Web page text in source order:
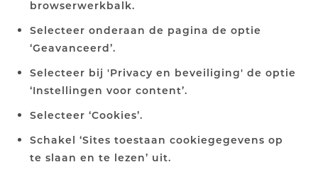
browserwerkbalk.
Selecteer onderaan de pagina de optie
‘Geavanceerd’.
Selecteer bij 'Privacy en beveiliging' de optie
‘Instellingen voor content’.
Selecteer ‘Cookies’.
Schakel ‘Sites toestaan cookiegegevens op
te slaan en te lezen’ uit.